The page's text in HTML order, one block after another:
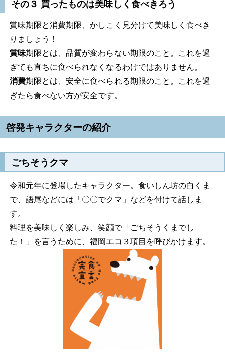
その３ 買ったものは美味しく食べきろう
賞味期限と消費期限、かしこく見分けて美味しく食べき
りましょう！
賞味期限とは、品質が変わらない期限のこと。これを過
ぎても直ちに食べられなくなるわけではありません。
消費期限とは、安全に食べられる期限のこと。これを過
ぎたら食べない方が安全です。
啓発キャラクターの紹介
ごちそうクマ
令和元年に登場したキャラクター。食いしん坊の白くま
で、語尾などには「〇〇でクマ」などを付けて話しま
す。
料理を美味しく楽しみ、笑顔で「ごちそうくまでし
た！」を言うために、福岡エコ３項目を呼びかけます。